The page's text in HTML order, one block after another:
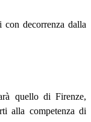
decorrenza dalla
quello di Firenze,
alla competenza di